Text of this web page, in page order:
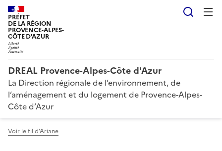
PRÉFET
DE LA RÉGION
PROVENCE-ALPES-
CÔTE D'AZUR
DREAL Provence-Alpes-Côte d'Azur
La Direction régionale de l’environnement, de
l’aménagement et du logement de Provence-Alpes-
Côte d’Azur
Voir le fil d'Ariane